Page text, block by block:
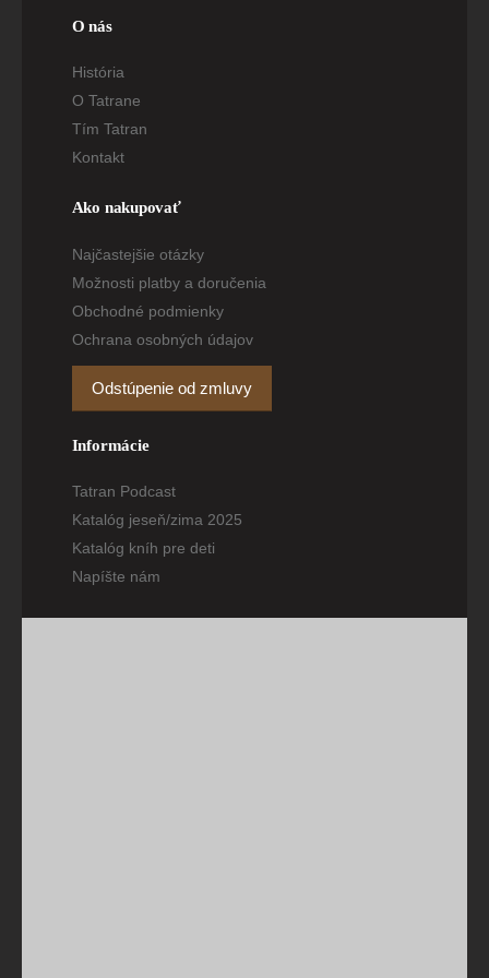
O nás
História
O Tatrane
Tím Tatran
Kontakt
Ako nakupovať
Najčastejšie otázky
Možnosti platby a doručenia
Obchodné podmienky
Ochrana osobných údajov
Odstúpenie od zmluvy
Informácie
Tatran Podcast
Katalóg jeseň/zima 2025
Katalóg kníh pre deti
Napíšte nám